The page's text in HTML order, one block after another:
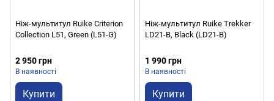
Ніж-мультитул Ruike Criterion
Collection L51, Green (L51-G)
2 950 грн
В наявності
Купити
Ніж-мультитул Ruike Trekker
LD21-B, Black (LD21-B)
1 990 грн
В наявності
Купити